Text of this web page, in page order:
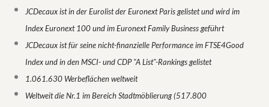
JCDecaux ist in der Eurolist der Euronext Paris gelistet und wird im
Index Euronext 100 und im Euronext Family Business geführt
JCDecaux ist für seine nicht-finanzielle Performance im FTSE4Good
Index und in den MSCI- und CDP "A List"-Rankings gelistet
1.061.630 Werbeflächen weltweit
Weltweit die Nr.1 im Bereich Stadtmöblierung (517.800